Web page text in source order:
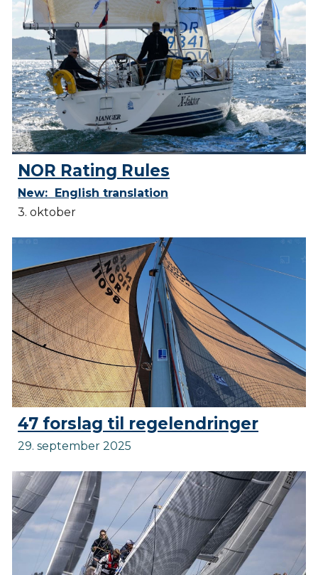
NOR Rating Rules
New: English translation
3. oktober
47 forslag til regelendringer
29. september 2025